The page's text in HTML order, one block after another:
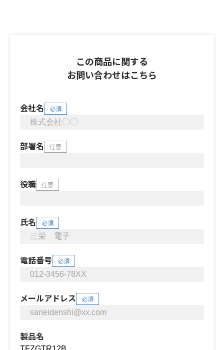
この商品に関する
お問い合わせはこちら
会社名 必須
部署名 任意
役職 任意
氏名 必須
電話番号 必須
メールアドレス 必須
製品名